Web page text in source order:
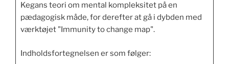
Kegans teori om mental kompleksitet på en
pædagogisk måde, for derefter at gå i dybden med
værktøjet "Immunity to change map".
Indholdsfortegnelsen er som følger: